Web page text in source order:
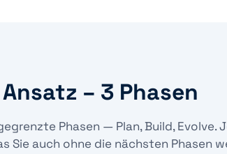
– 3 Phasen
Phasen — Plan, Build, Evolve.
Sie auch ohne die nächsten Phasen